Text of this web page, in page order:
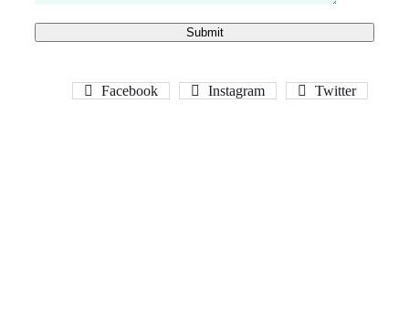
Facebook Instagram Twitter